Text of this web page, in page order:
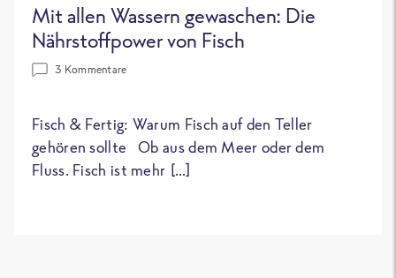
Mit allen Wassern gewaschen: Die
Nährstoffpower von Fisch
3 Kommentare
Fisch & Fertig: Warum Fisch auf den Teller
gehören sollte Ob aus dem Meer oder dem
Fluss. Fisch ist mehr […]